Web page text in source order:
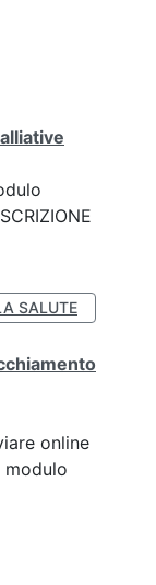
SALUTE
online